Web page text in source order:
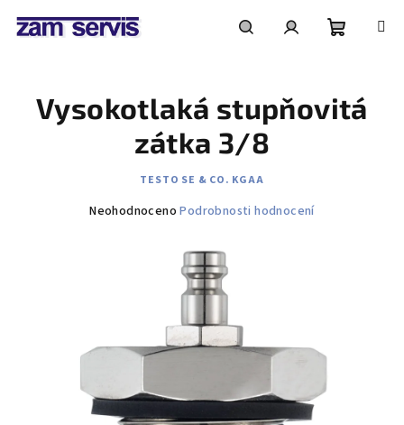
košík
Vysokotlaká stupňovitá
zátka 3/8
TESTO SE & CO. KGAA
Průměrné
Neohodnoceno Podrobnosti hodnocení